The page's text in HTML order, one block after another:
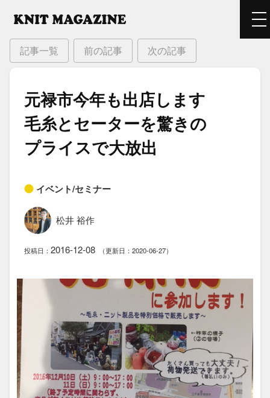
記事一覧 前の記事 次の記事
元禄市​今年も​出店します
毛糸と​セーターを​驚きの​
プライスで​大放出
イベント/セミナー
松井 裕作
投稿日： 2016-12-08 （更新日：2020-06-27）